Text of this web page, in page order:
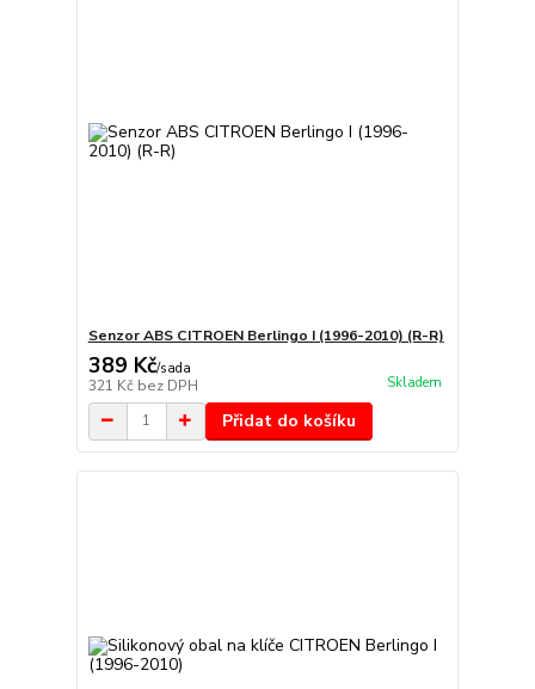
Senzor ABS CITROEN Berlingo I (1996-2010) (R-R)
389 Kč/sada
321 Kč bez DPH Skladem
Přidat do košíku